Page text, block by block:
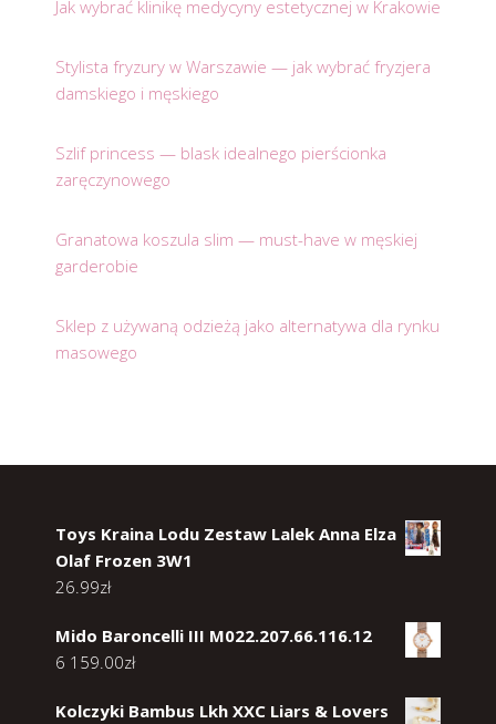
Jak wybrać klinikę medycyny estetycznej w Krakowie
Stylista fryzury w Warszawie — jak wybrać fryzjera
damskiego i męskiego
Szlif princess — blask idealnego pierścionka
zaręczynowego
Granatowa koszula slim — must-have w męskiej
garderobie
Sklep z używaną odzieżą jako alternatywa dla rynku
masowego
Toys Kraina Lodu Zestaw Lalek Anna Elza
Olaf Frozen 3W1
26.99zł
Mido Baroncelli III M022.207.66.116.12
6 159.00zł
Kolczyki Bambus Lkh XXC Liars & Lovers